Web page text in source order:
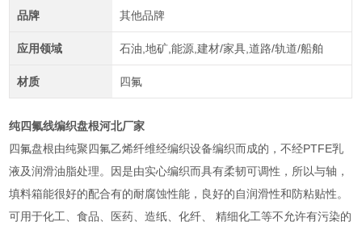
品牌 其他品牌
应用领域 石油,地矿,能源,建材/家具,道路/轨道/船舶
材质 四氟
纯四氟线编织盘根河北厂家
四氟盘根由纯聚四氟乙烯纤维经编织设备编织而成的，不经PTFE乳
液及润滑油脂处理。因是由实心编织而具有柔韧可调性，所以与轴，
填料箱能很好的配合有的耐腐蚀性能，良好的自润滑性和防粘贴性。
可用于化工、食品、医药、造纸、化纤、 精细化工等不允许有污染的